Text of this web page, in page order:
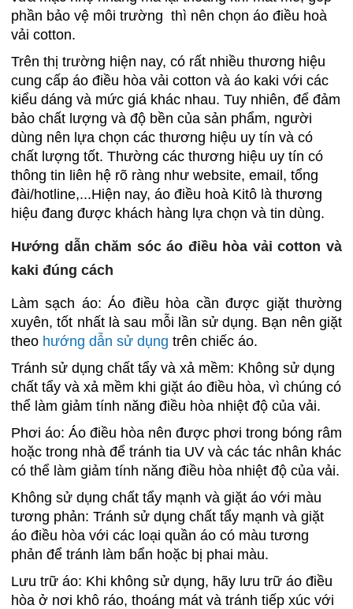
phần bảo vệ môi trường thì nên chọn áo điều hoà
vải cotton.
Trên thị trường hiện nay, có rất nhiều thương hiệu
cung cấp áo điều hòa vải cotton và áo kaki với các
kiểu dáng và mức giá khác nhau. Tuy nhiên, để đảm
bảo chất lượng và độ bền của sản phẩm, người
dùng nên lựa chọn các thương hiệu uy tín và có
chất lượng tốt. Thường các thương hiệu uy tín có
thông tin liên hệ rõ ràng như website, email, tổng
đài/hotline,...Hiện nay, áo điều hoà Kitô là thương
hiệu đang được khách hàng lựa chọn và tin dùng.
Hướng dẫn chăm sóc áo điều hòa vải cotton và
kaki đúng cách
Làm sạch áo: Áo điều hòa cần được giặt thường
xuyên, tốt nhất là sau mỗi lần sử dụng. Bạn nên giặt
theo hướng dẫn sử dụng trên chiếc áo.
Tránh sử dụng chất tẩy và xả mềm: Không sử dụng
chất tẩy và xả mềm khi giặt áo điều hòa, vì chúng có
thể làm giảm tính năng điều hòa nhiệt độ của vải.
Phơi áo: Áo điều hòa nên được phơi trong bóng râm
hoặc trong nhà để tránh tia UV và các tác nhân khác
có thể làm giảm tính năng điều hòa nhiệt độ của vải.
Không sử dụng chất tẩy mạnh và giặt áo với màu
tương phản: Tránh sử dụng chất tẩy mạnh và giặt
áo điều hòa với các loại quần áo có màu tương
phản để tránh làm bẩn hoặc bị phai màu.
Lưu trữ áo: Khi không sử dụng, hãy lưu trữ áo điều
hòa ở nơi khô ráo, thoáng mát và tránh tiếp xúc với